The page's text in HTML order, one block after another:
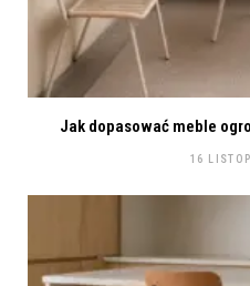
Jak dopasować meble
16